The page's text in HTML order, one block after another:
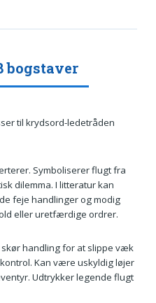
bogstaver
til krydsord-ledetråden
Symboliserer flugt fra
dilemma. I litteratur kan
feje handlinger og modig
eller uretfærdige ordrer.
skør handling for at slippe væk
Kan være uskyldig løjer
Udtrykker legende flugt